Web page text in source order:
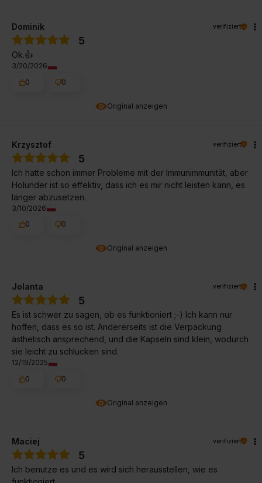
Original anzeigen
Dominik verifiziert
5
Ok.👍️
3/20/2026
0
0
Original anzeigen
Krzysztof verifiziert
5
Ich hatte schon immer Probleme mit der Immunimmunität, aber
Holunder ist so effektiv, dass ich es mir nicht leisten kann, es
länger abzusetzen.
3/10/2026
0
0
Original anzeigen
Jolanta verifiziert
5
Es ist schwer zu sagen, ob es funktioniert ;-) Ich kann nur
hoffen, dass es so ist. Andererseits ist die Verpackung
ästhetisch ansprechend, und die Kapseln sind klein, wodurch
sie leicht zu schlucken sind.
12/19/2025
0
0
Maciej verifiziert
5
Ich benutze es und es wird sich herausstellen, wie es